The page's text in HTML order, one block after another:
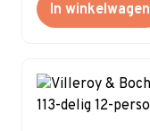
In winkelwagen